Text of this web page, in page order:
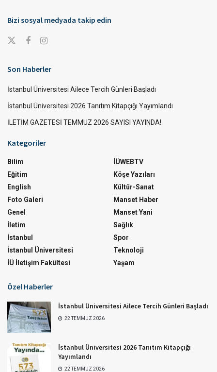
Bizi sosyal medyada takip edin
Son Haberler
İstanbul Üniversitesi Ailece Tercih Günleri Başladı
İstanbul Üniversitesi 2026 Tanıtım Kitapçığı Yayımlandı
İLETİM GAZETESİ TEMMUZ 2026 SAYISI YAYINDA!
Kategoriler
Bilim
Eğitim
English
Foto Galeri
Genel
İletim
İstanbul
İstanbul Üniversitesi
İÜ İletişim Fakültesi
İÜWEBTV
Köşe Yazıları
Kültür-Sanat
Manset Haber
Manset Yani
Sağlık
Spor
Teknoloji
Yaşam
Özel Haberler
İstanbul Üniversitesi Ailece Tercih Günleri Başladı
22 TEMMUZ 2026
İstanbul Üniversitesi 2026 Tanıtım Kitapçığı
Yayımlandı
22 TEMMUZ 2026